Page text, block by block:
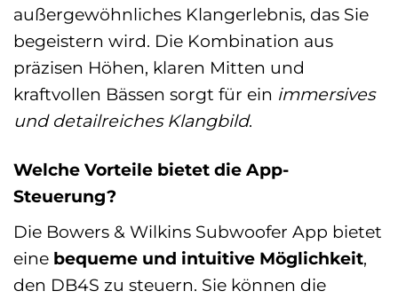
außergewöhnliches Klangerlebnis, das Sie
begeistern wird. Die Kombination aus
präzisen Höhen, klaren Mitten und
kraftvollen Bässen sorgt für ein immersives
und detailreiches Klangbild.
Welche Vorteile bietet die App-
Steuerung?
Die Bowers & Wilkins Subwoofer App bietet
eine bequeme und intuitive Möglichkeit,
den DB4S zu steuern. Sie können die